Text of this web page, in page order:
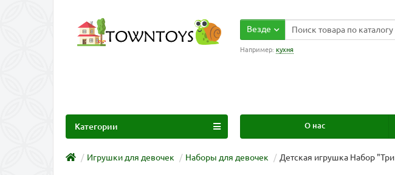
Везде
Например: кухня
О нас
Категории
Игрушки для девочек Наборы для девочек Детская игрушка Набор